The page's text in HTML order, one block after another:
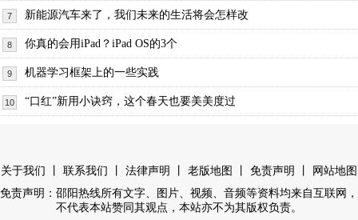
7 新能源汽车来了，我们未来的生活将会怎样改
8 你真的会用iPad？iPad OS的3个
9 机器学习框架上的一些实践
10 “口红”新用小诀窍，这个春天也要美美度过
关于我们 联系我们 法律声明 老版地图 免责声明 网站地图
免责声明：邵阳热线所有文字、图片、视频、音频等资料均来自互联网，
不代表本站赞同其观点，本站亦不为其版权负责。